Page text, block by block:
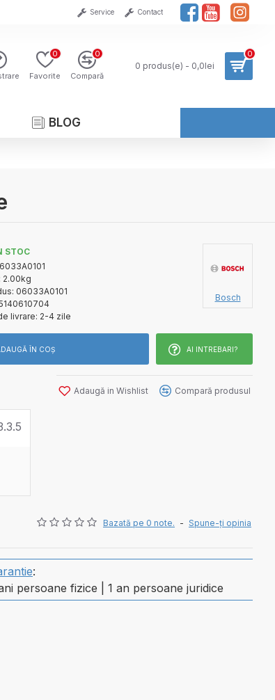
Service Contact
Favorite
0
Compară
0
0 produs(e) - 0,0lei
0
BLOG
Bazată pe 0 note. - Spune-ţi opinia
STOC
2.00kg
06033A0101
livrare: 2-4 zile
Bosch
ÎN COŞ AI INTREBARI?
Adaugă in Wishlist Compară produsul
:
persoane fizice | 1 an persoane juridice